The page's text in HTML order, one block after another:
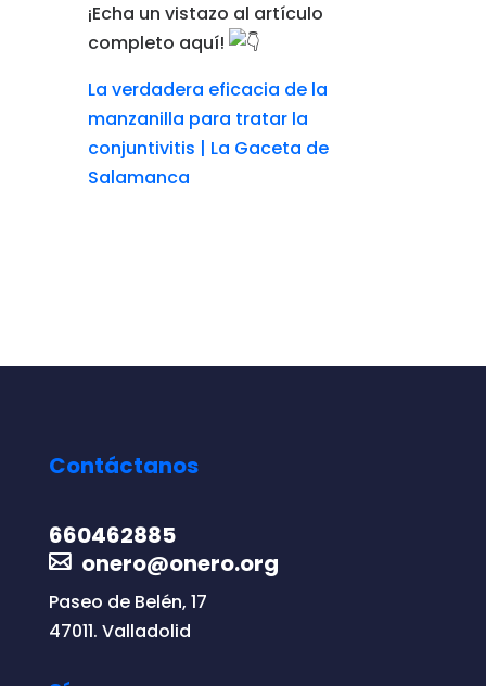
¡Echa un vistazo al artículo
completo aquí!
La verdadera eficacia de la
manzanilla para tratar la
conjuntivitis | La Gaceta de
Salamanca
Contáctanos
660462885
onero@onero.org
Paseo de Belén, 17
47011. Valladolid